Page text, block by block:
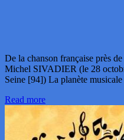
De la chanson française près
Michel SIVADIER (le 28
Seine [94]) La planète musicale
Read more